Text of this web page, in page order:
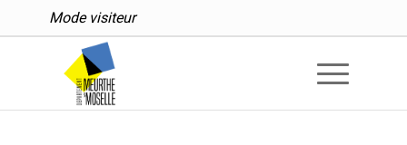
Mode visiteur